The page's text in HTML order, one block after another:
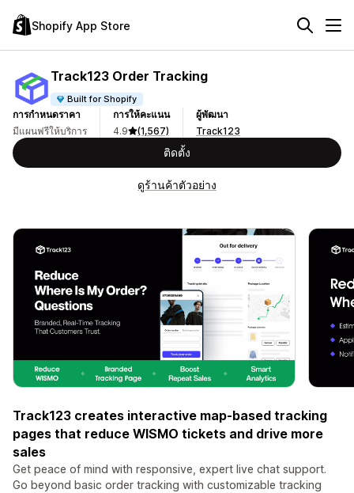
Shopify App Store
Track123 Order Tracking
Built for Shopify
การกำหนดราคา
มีแผนฟรีให้บริการ
การให้คะแนน
4.9
(1,567)
ผู้พัฒนา
Track123
ติดตั้ง
ดูร้านค้าตัวอย่าง
Track123 creates interactive map-based tracking
pages that reduce WISMO tickets and drive more
sales
Get peace of mind with responsive, expert live chat support.
Go beyond basic order tracking with customizable tracking